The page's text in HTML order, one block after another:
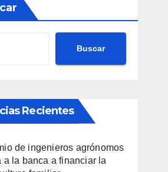
Buscar
Recientes
de ingenieros agrónomos
a la banca a financiar la